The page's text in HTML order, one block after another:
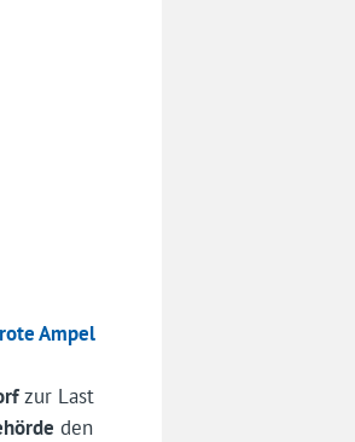
rote Ampel
zur Last
den